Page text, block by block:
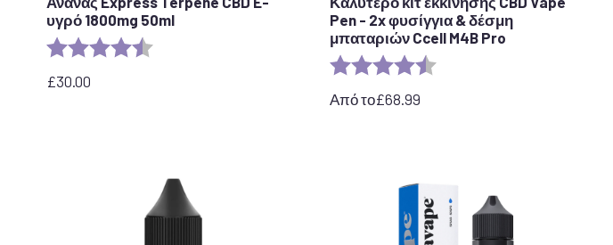
υγρό 1800mg 50ml
Αξιολόγηση:
£30.00
Pen - 2x φυσίγγια & δέσμη
μπαταριών Ccell M4B Pro
Αξιολόγηση:
Από το£68.99